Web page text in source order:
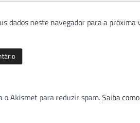
dados neste navegador para a próxima
o Akismet para reduzir spam.Saiba